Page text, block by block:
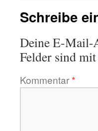
Schreibe
Deine E-Mail-
Felder sind mit
Kommentar*